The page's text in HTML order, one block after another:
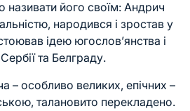
називати його своїм: Андрич
народився і зростав у
ідею югослов’янства і
та Белграду.
– особливо великих, епічних –
талановито перекладено.